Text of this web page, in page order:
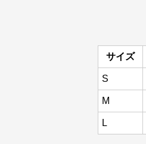
サイズ
S
M
L